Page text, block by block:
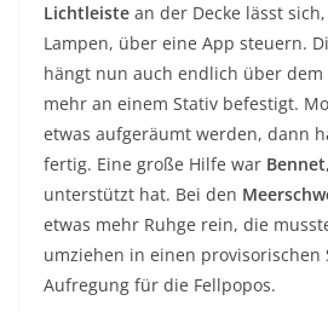
Lichtleiste an der Decke lässt
Lampen, über eine App steuern.
hängt nun auch endlich über
mehr an einem Stativ befestigt.
etwas aufgeräumt werden, dann
fertig. Eine große Hilfe war Bennet
unterstützt hat. Bei den
etwas mehr Ruhge rein, die
umziehen in einen provisorischen
Aufregung für die Fellpopos.